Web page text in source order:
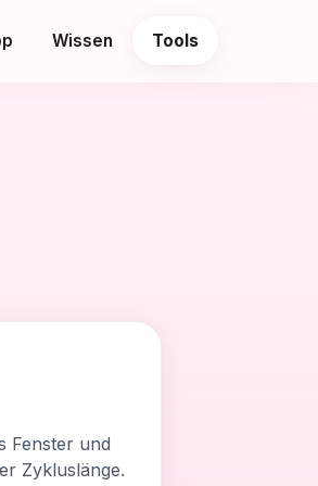
Wissen Tools
Fenster und
Zykluslänge.